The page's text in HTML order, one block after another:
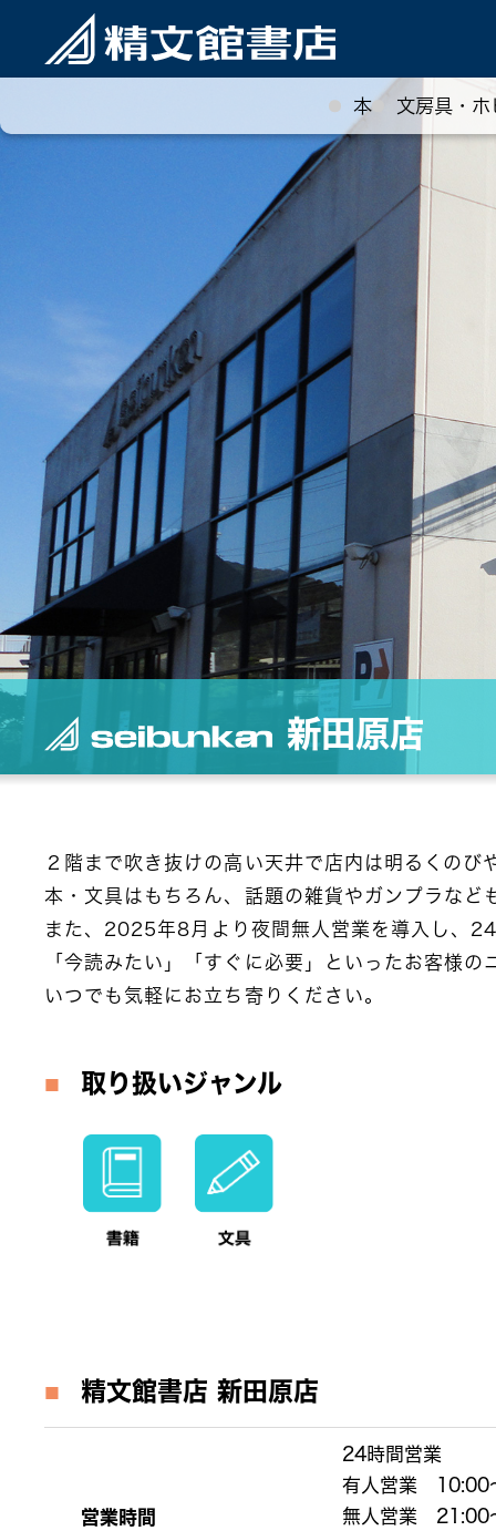
本 文房具・ホ
新田原店
２階まで吹き抜けの高い天井で店内は明るくのび
本・文具はもちろん、話題の雑貨やガンプラなど
また、2025年8月より夜間無人営業を導入し、24
「今読みたい」「すぐに必要」といったお客様の
いつでも気軽にお立ち寄りください。
取り扱いジャンル
精文館書店新田原店
営業時間
24時間営業
有人営業 10:00
無人営業 21:00